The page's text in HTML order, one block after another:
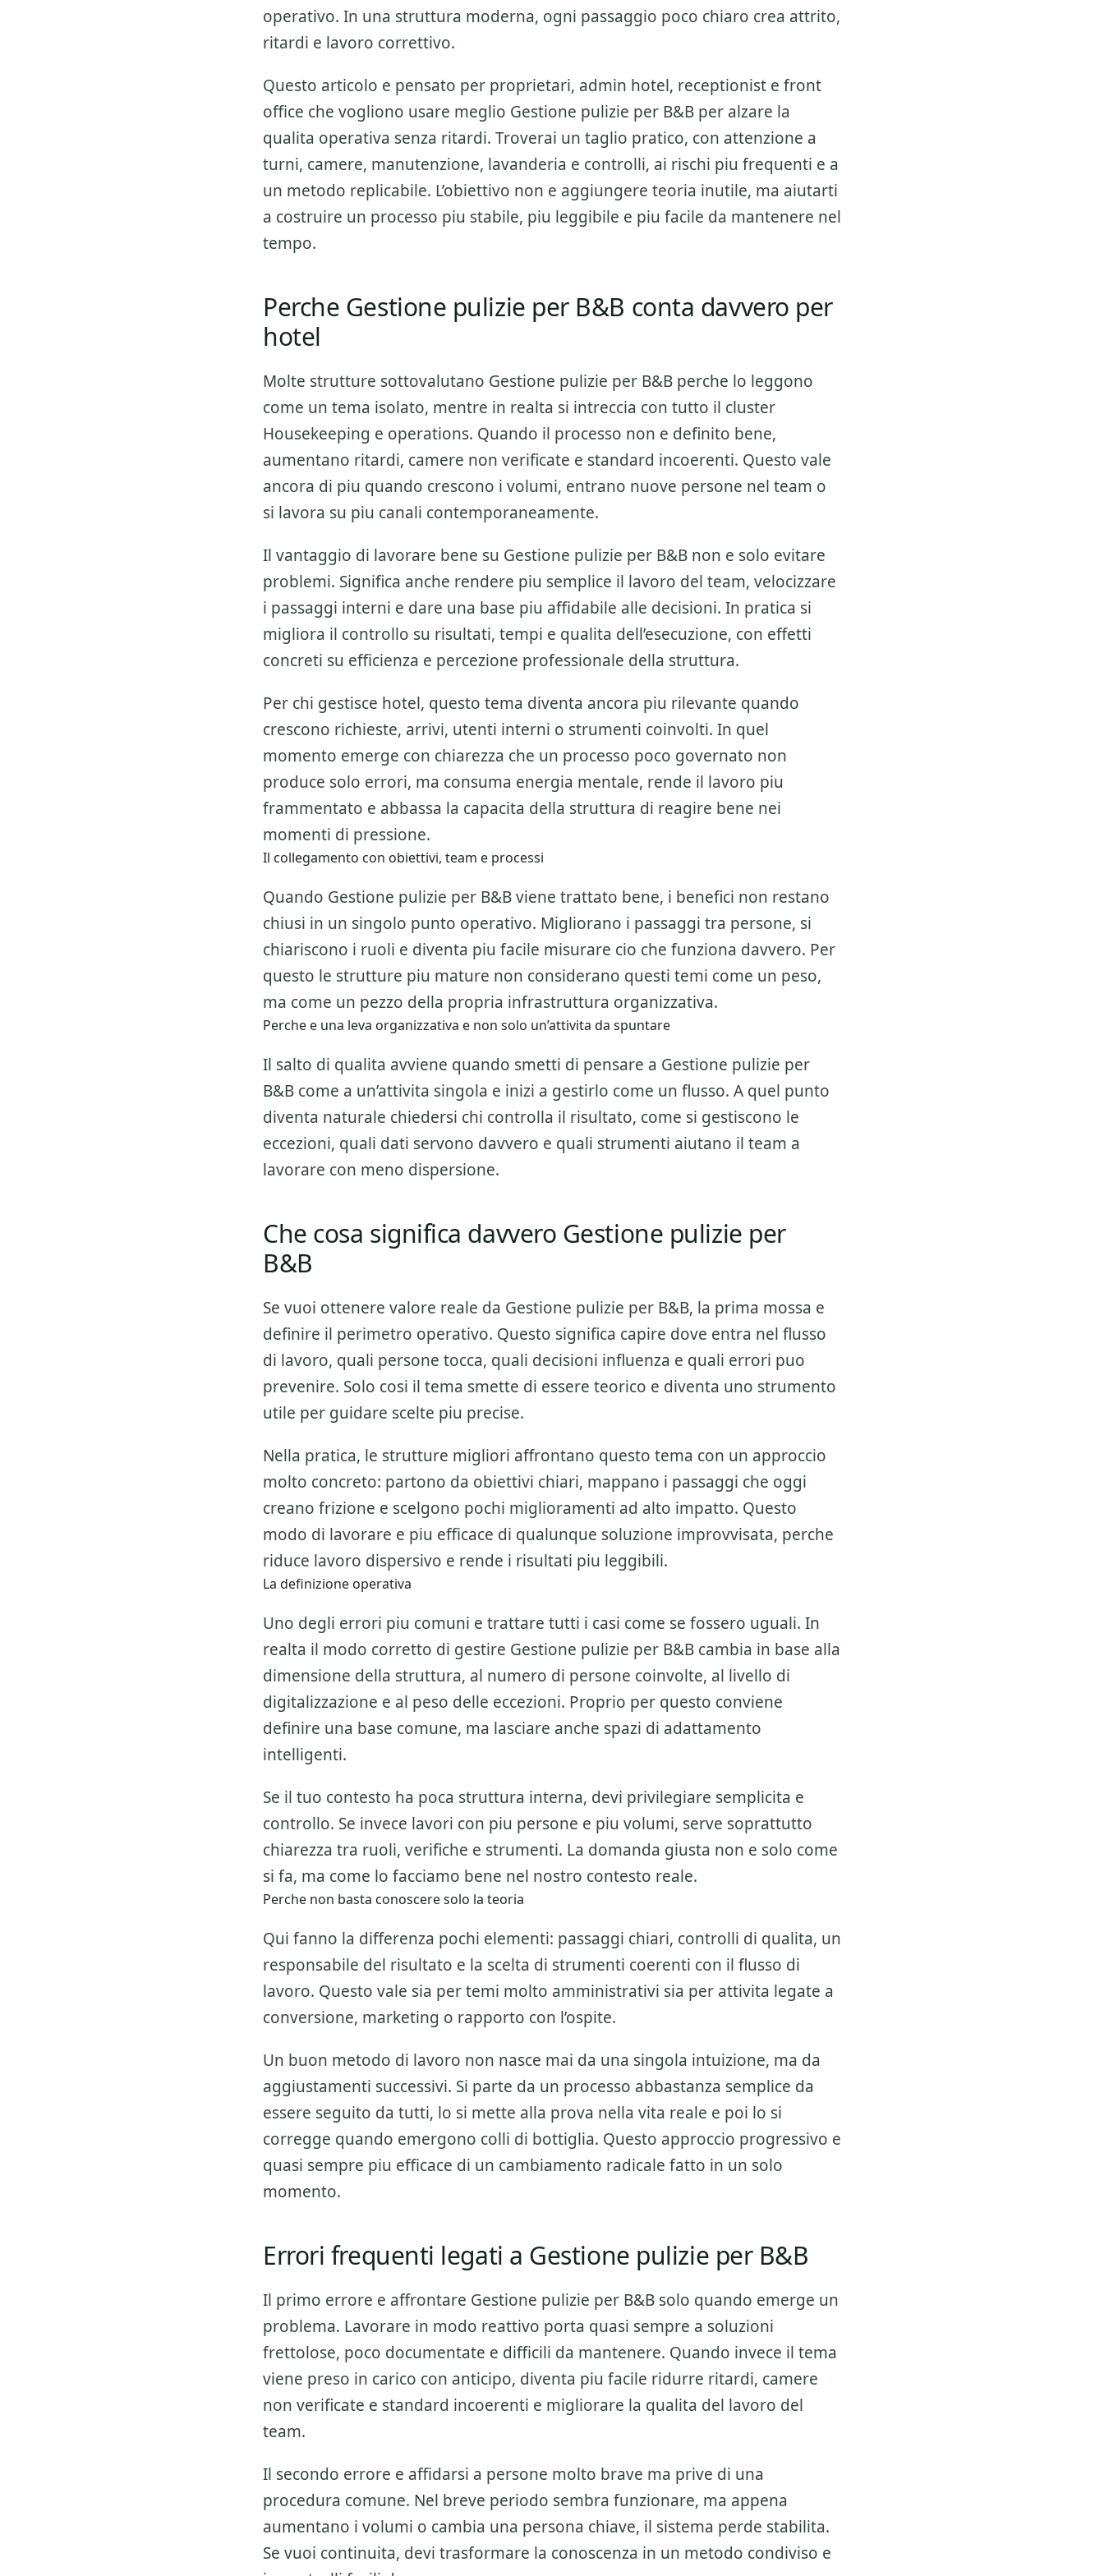
operativo. In una struttura moderna, ogni passaggio poco chiaro crea attrito,
ritardi e lavoro correttivo.
Questo articolo e pensato per proprietari, admin hotel, receptionist e front
office che vogliono usare meglio Gestione pulizie per B&B per alzare la
qualita operativa senza ritardi. Troverai un taglio pratico, con attenzione a
turni, camere, manutenzione, lavanderia e controlli, ai rischi piu frequenti e a
un metodo replicabile. L’obiettivo non e aggiungere teoria inutile, ma aiutarti
a costruire un processo piu stabile, piu leggibile e piu facile da mantenere nel
tempo.
Perche Gestione pulizie per B&B conta davvero per
hotel
Molte strutture sottovalutano Gestione pulizie per B&B perche lo leggono
come un tema isolato, mentre in realta si intreccia con tutto il cluster
Housekeeping e operations. Quando il processo non e definito bene,
aumentano ritardi, camere non verificate e standard incoerenti. Questo vale
ancora di piu quando crescono i volumi, entrano nuove persone nel team o
si lavora su piu canali contemporaneamente.
Il vantaggio di lavorare bene su Gestione pulizie per B&B non e solo evitare
problemi. Significa anche rendere piu semplice il lavoro del team, velocizzare
i passaggi interni e dare una base piu affidabile alle decisioni. In pratica si
migliora il controllo su risultati, tempi e qualita dell’esecuzione, con effetti
concreti su efficienza e percezione professionale della struttura.
Per chi gestisce hotel, questo tema diventa ancora piu rilevante quando
crescono richieste, arrivi, utenti interni o strumenti coinvolti. In quel
momento emerge con chiarezza che un processo poco governato non
produce solo errori, ma consuma energia mentale, rende il lavoro piu
frammentato e abbassa la capacita della struttura di reagire bene nei
momenti di pressione.
Il collegamento con obiettivi, team e processi
Quando Gestione pulizie per B&B viene trattato bene, i benefici non restano
chiusi in un singolo punto operativo. Migliorano i passaggi tra persone, si
chiariscono i ruoli e diventa piu facile misurare cio che funziona davvero. Per
questo le strutture piu mature non considerano questi temi come un peso,
ma come un pezzo della propria infrastruttura organizzativa.
Perche e una leva organizzativa e non solo un’attivita da spuntare
Il salto di qualita avviene quando smetti di pensare a Gestione pulizie per
B&B come a un’attivita singola e inizi a gestirlo come un flusso. A quel punto
diventa naturale chiedersi chi controlla il risultato, come si gestiscono le
eccezioni, quali dati servono davvero e quali strumenti aiutano il team a
lavorare con meno dispersione.
Che cosa significa davvero Gestione pulizie per
B&B
Se vuoi ottenere valore reale da Gestione pulizie per B&B, la prima mossa e
definire il perimetro operativo. Questo significa capire dove entra nel flusso
di lavoro, quali persone tocca, quali decisioni influenza e quali errori puo
prevenire. Solo cosi il tema smette di essere teorico e diventa uno strumento
utile per guidare scelte piu precise.
Nella pratica, le strutture migliori affrontano questo tema con un approccio
molto concreto: partono da obiettivi chiari, mappano i passaggi che oggi
creano frizione e scelgono pochi miglioramenti ad alto impatto. Questo
modo di lavorare e piu efficace di qualunque soluzione improvvisata, perche
riduce lavoro dispersivo e rende i risultati piu leggibili.
La definizione operativa
Uno degli errori piu comuni e trattare tutti i casi come se fossero uguali. In
realta il modo corretto di gestire Gestione pulizie per B&B cambia in base alla
dimensione della struttura, al numero di persone coinvolte, al livello di
digitalizzazione e al peso delle eccezioni. Proprio per questo conviene
definire una base comune, ma lasciare anche spazi di adattamento
intelligenti.
Se il tuo contesto ha poca struttura interna, devi privilegiare semplicita e
controllo. Se invece lavori con piu persone e piu volumi, serve soprattutto
chiarezza tra ruoli, verifiche e strumenti. La domanda giusta non e solo come
si fa, ma come lo facciamo bene nel nostro contesto reale.
Perche non basta conoscere solo la teoria
Qui fanno la differenza pochi elementi: passaggi chiari, controlli di qualita, un
responsabile del risultato e la scelta di strumenti coerenti con il flusso di
lavoro. Questo vale sia per temi molto amministrativi sia per attivita legate a
conversione, marketing o rapporto con l’ospite.
Un buon metodo di lavoro non nasce mai da una singola intuizione, ma da
aggiustamenti successivi. Si parte da un processo abbastanza semplice da
essere seguito da tutti, lo si mette alla prova nella vita reale e poi lo si
corregge quando emergono colli di bottiglia. Questo approccio progressivo e
quasi sempre piu efficace di un cambiamento radicale fatto in un solo
momento.
Errori frequenti legati a Gestione pulizie per B&B
Il primo errore e affrontare Gestione pulizie per B&B solo quando emerge un
problema. Lavorare in modo reattivo porta quasi sempre a soluzioni
frettolose, poco documentate e difficili da mantenere. Quando invece il tema
viene preso in carico con anticipo, diventa piu facile ridurre ritardi, camere
non verificate e standard incoerenti e migliorare la qualita del lavoro del
team.
Il secondo errore e affidarsi a persone molto brave ma prive di una
procedura comune. Nel breve periodo sembra funzionare, ma appena
aumentano i volumi o cambia una persona chiave, il sistema perde stabilita.
Se vuoi continuita, devi trasformare la conoscenza in un metodo condiviso e